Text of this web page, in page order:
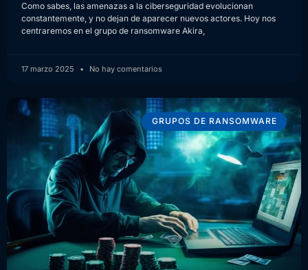
Como sabes, las amenazas a la ciberseguridad evolucionan
constantemente, y no dejan de aparecer nuevos actores. Hoy nos
centraremos en el grupo de ransomware Akira,
17 marzo 2025 No hay comentarios
GRUPOS DE RANSOMWARE